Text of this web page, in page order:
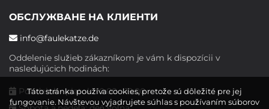
ОБСЛУЖВАНЕ НА КЛИЕНТИ
info@faulekatze.de
Oddelenie služieb zákazníkom je vám k dispozícii v
nasledujúcich hodinách:
Pondelok - piatok: 10:00 - 19:00
Táto stránka používa cookies, pretože sú dôležité pre jej
fungovanie. Návštevou vyjadrujete súhlas s používaním súborov